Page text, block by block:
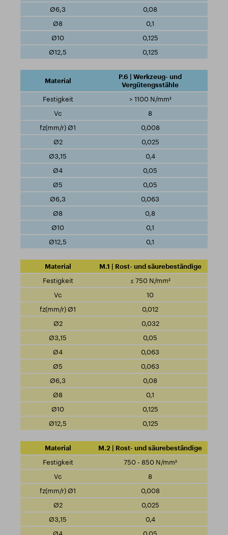
0,08
0,1
0,125
0,125
P.6 | Werkzeug- und
Vergütengsstähle
> 1100 N/mm²
8
0,008
0,025
0,4
0,05
0,05
0,063
0,8
0,1
0,1
M.1 | Rost- und säurebeständige
≤ 750 N/mm²
10
0,012
0,032
0,05
0,063
0,063
0,08
0,1
0,125
0,125
M.2 | Rost- und säurebeständige
750 - 850 N/mm²
8
0,008
0,025
0,4